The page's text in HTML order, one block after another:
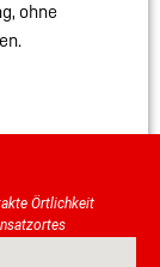
ohne
Örtlichkeit